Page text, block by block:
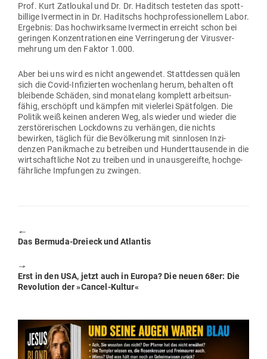
Prof. Kurt Zat­loukal und Dr. Dr. Haditsch tes­teten das spott­
billige Iver­mectin in Dr. Haditschs hoch­pro­fes­sio­nellem Labor.
Ergebnis: Das hoch­wirksame Iver­mectin erreicht schon bei
geringen Kon­zen­tra­tionen eine Ver­rin­gerung der Virus­ver­
mehrung um den Faktor 1.000.
Aber bei uns wird es nicht ange­wendet. Statt­dessen quälen
sich die Covid-Infi­zierten wochenlang herum, behalten oft
blei­bende Schäden, sind mona­telang kom­plett arbeits­un­
fähig, erschöpft und kämpfen mit vie­lerlei Spät­folgen. Die
Politik weiß keinen anderen Weg, als wieder und wieder die
zer­stö­re­ri­schen Lock­downs zu ver­hängen, die nichts
bewirken, täglich für die Bevöl­kerung mit sinn­losen Inzi­
denzen Panik­mache zu betreiben und Hun­dert­tau­sende in die
wirt­schaft­liche Not zu treiben und in unaus­ge­reifte, hoch­ge­
fähr­liche Imp­fungen zu zwingen.
🠔
Previous
Das Bermuda-Dreieck und Atlantis
🠖
Next
post:
Erst in den USA, jetzt auch in Europa? Die neuen 68er: Die
Revo­lution der »Cancel-Kultur«